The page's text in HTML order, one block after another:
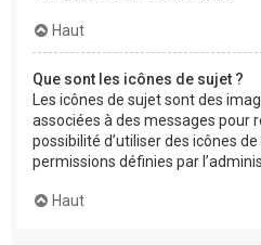
Haut
Que sont les icônes de sujet ?
Les icônes de sujet sont des
associées à des messages pour
possibilité d’utiliser des icônes
permissions définies par
Haut